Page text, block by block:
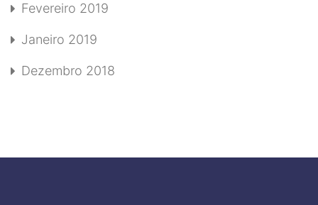
Fevereiro 2019
Janeiro 2019
Dezembro 2018